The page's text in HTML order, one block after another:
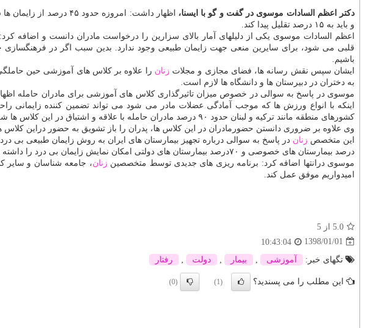
دكتر اعظم السادات موسوی در گفت و گو با ایسنا،
و باید به ۱۵ درصد تقلیل پیدا كند.
اعظم السادات موسوی یكی از دلیلهای آمار بالای سزارین را درخواست مادران دانست و اضافه
قلبی می شود، برای سایرین منعی جهت زایمان طبیعی وجود ندارد. بدین سبب اگر در فرهنگسازی
باشیم.
ایشان سپس نقش رسانه ها، فضای مجازی و مجلات زنان را علاوه بر كلاس های آموزشی حین
به دختران در دبیرستان ها و دانشگاه ها لازم است.
موسوی در پاسخ به سوالی در خصوص میزان تاثیرگذاری كلاس های آموزشی برای مادران حامله
كشورهای منطقه مانند تركیه و لبنان حدود ۹۰ درصد مادران حامله با علاقه و اشتیاق در این كلاس ها شركت می كنند.
وی علاوه بر ضروری دانستن حضورمادران در این كلاس ها، پدران را باز تشویق به حضور دراین كلاس
این متخصص زنان
درصد بیمارستان های خصوصی و ۷۰درصد بیمارستان های دولتی امكان نمایش زایمان بی درد را داشته باشند.
موسوی درانتها اضافه كرد: برنامه ریزی های جدیدی توسط متخصصین زنان، جامعه شناسان و سایر
امیدواریم موفق عمل كند.
5.0 از 5
1398/01/01
10:43:04
تگهای خبر:
آموزشی بیمار دولت رفتار
این مطلب را می پسندید؟ (1)
(0)